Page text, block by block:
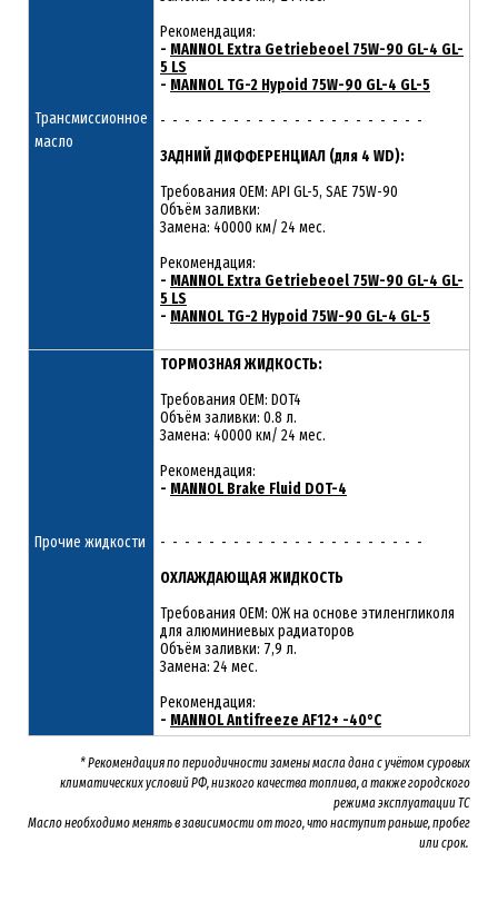
Трансмиссионное
масло
Рекомендация:
- MANNOL Extra Getriebeoel 75W-90 GL-4 GL-
5 LS
- MANNOL TG-2 Hypoid 75W-90 GL-4 GL-5
- - - - - - - - - - - - - - - - - - - - - -
ЗАДНИЙ ДИФФЕРЕНЦИАЛ (для 4 WD):
Требования OEM: API GL-5, SAE 75W-90
Объём заливки:
Замена: 40000 км/ 24 мес.
Рекомендация:
- MANNOL Extra Getriebeoel 75W-90 GL-4 GL-
5 LS
- MANNOL TG-2 Hypoid 75W-90 GL-4 GL-5
Прочие жидкости
ТОРМОЗНАЯ ЖИДКОСТЬ:
Требования OEM: DOT4
Объём заливки: 0.8 л.
Замена: 40000 км/ 24 мес.
Рекомендация:
- MANNOL Brake Fluid DOT-4
- - - - - - - - - - - - - - - - - - - - - -
ОХЛАЖДАЮЩАЯ ЖИДКОСТЬ
Требования OEM: ОЖ на основе этиленгликоля
для алюминиевых радиаторов
Объём заливки: 7,9 л.
Замена: 24 мес.
Рекомендация:
- MANNOL Antifreeze AF12+ -40°C
* Рекомендация по периодичности замены масла дана с учётом суровых
климатических условий РФ, низкого качества топлива, а также городского
режима эксплуатации ТС
Масло необходимо менятьв зависимости от того, что наступит раньше, пробег
или срок.